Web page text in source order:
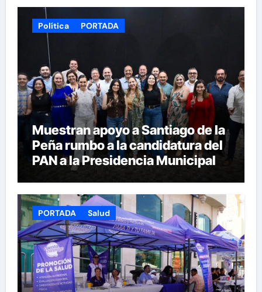
Política PORTADA
Muestran apoyo a Santiago de la
Peña rumbo a la candidatura del
PAN a la Presidencia Municipal
PORTADA Salud